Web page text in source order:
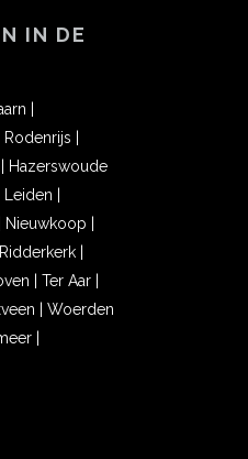
IN DE
Rodenrijs
Hazerswoude
Leiden
Nieuwkoop
Ridderkerk
Ter Aar
Woerden